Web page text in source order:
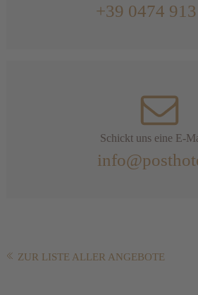
+39 0474
Schickt uns eine E-
ZUR LISTE ALLER ANGEBOTE